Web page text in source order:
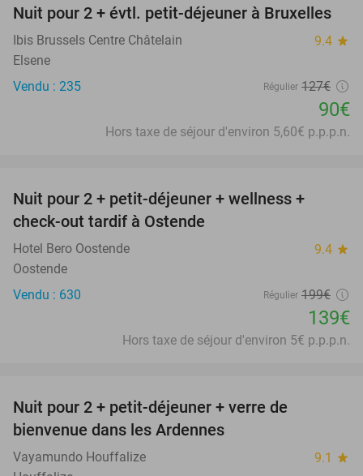
29%
Nuit pour 2 + évtl. petit-déjeuner à Bruxelles
Ibis Brussels Centre Châtelain 9.4 star
Elsene
Vendu : 235
Régulier 127€
90€
Hors taxe de séjour d'environ 5,60€ p.p.p.n.
Nuit pour 2 + petit-déjeuner + wellness +
check-out tardif à Ostende
Hotel Bero Oostende 9.4 star
Oostende
Vendu : 630
Régulier 199€
139€
Hors taxe de séjour d'environ 5€ p.p.p.n.
Nuit pour 2 + petit-déjeuner + verre de
bienvenue dans les Ardennes
Vayamundo Houffalize 9.1 star